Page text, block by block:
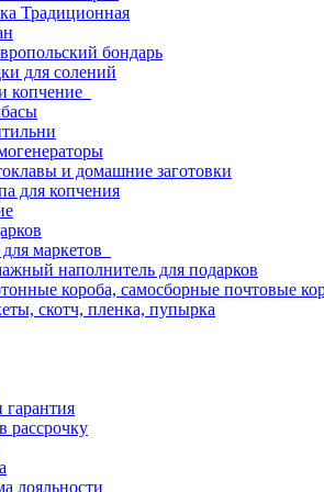
Традиционная
бондарь
для солений
копчение
и домашние заготовки
для копчения
маркетов
наполнитель для подарков
короба, самосборные почтовые
скотч, пленка, пупырка
гарантия
рассрочку
лояльности